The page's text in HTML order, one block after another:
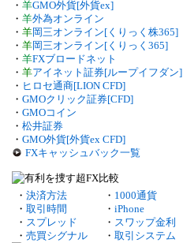
・ 羊GMO外貨[外貨ex]
・ 羊外為オンライン
・ 羊岡三オンライン[くりっく株365]
・ 羊岡三オンライン[くりっく365]
・ 羊FXブロードネット
・ 羊アイネット証券[ループイフダン]
・ ヒロセ通商[LION CFD]
・ GMOクリック証券[CFD]
・ GMOコイン
・ 松井証券
・ GMO外貨[外貨ex CFD]
FXキャッシュバック一覧
・ 決済方法 ・ 1000通貨
・ 取引時間 ・ iPhone
・ スプレッド ・ スワップ金利
・ 売買シグナル ・ 取引システム